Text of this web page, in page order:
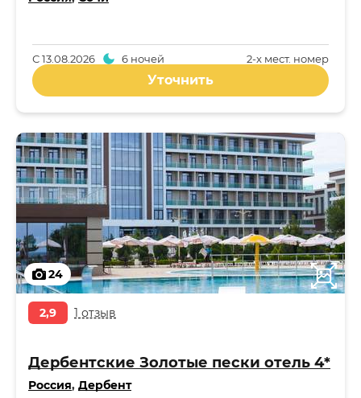
2-x мест. номер
С13.08.2026 6 ночей
Уточнить
24
2,9 1 отзыв
Дербентские Золотые пески отель 4*
Россия, Дербент